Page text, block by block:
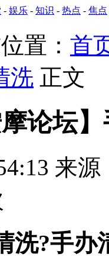
- 娱乐 - 知识 - 热点 - 焦点
置： 首
洗 正文
摩论坛
来源
洗?手办